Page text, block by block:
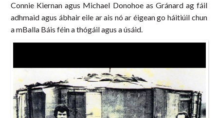
Connie Kiernan agus Michael Donohoe as Gránard ag fáil
adhmaid agus ábhair eile ar ais nó ar éigean go háitiúil chun
a mBalla Báis féin a thógáil agus a úsáid.